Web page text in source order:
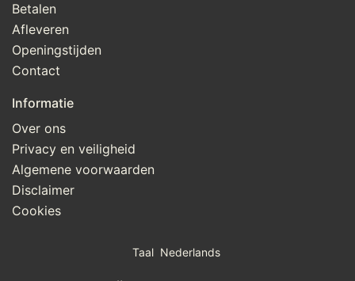
Betalen
Afleveren
Openingstijden
Contact
Informatie
Over ons
Privacy en veiligheid
Algemene voorwaarden
Disclaimer
Cookies
Taal